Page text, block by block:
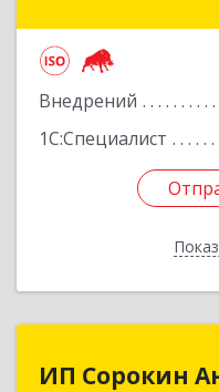
Внедрений
1С:Специалист
ИП Сорокин
ИП